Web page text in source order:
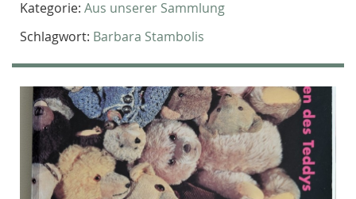
Kategorie: Aus unserer Sammlung
Schlagwort: Barbara Stambolis